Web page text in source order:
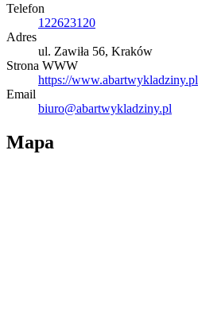
Telefon
122623120
Adres
ul. Zawiła 56, Kraków
Strona WWW
https://www.abartwykladziny.pl
Email
biuro@abartwykladziny.pl
Mapa